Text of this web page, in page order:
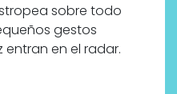
sobre todo
gestos
en el radar.